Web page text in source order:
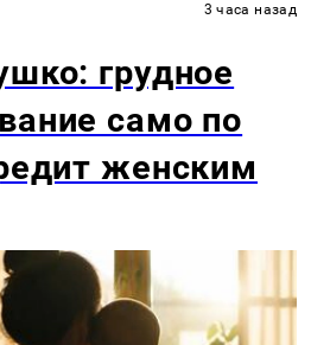
3 часа назад
грудное
само по
женским